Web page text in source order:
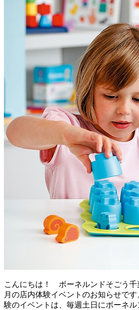
こんにちは！ ボーネルンドそごう千
月の店内体験イベントのお知らせで
験のイベントは、毎週土日にボーネ